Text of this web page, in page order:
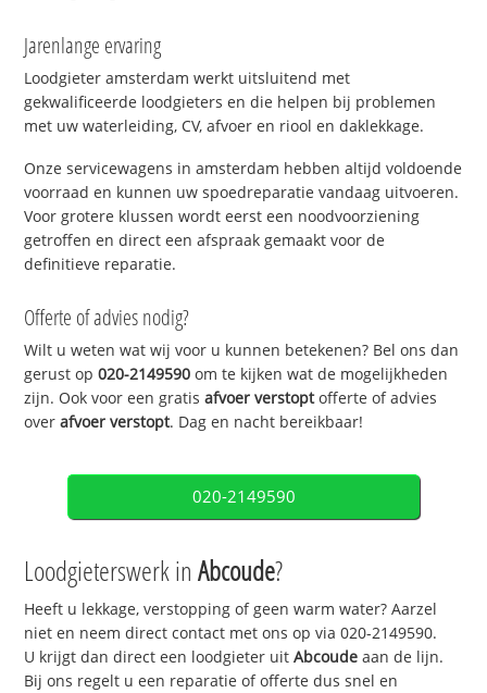
Jarenlange ervaring
Loodgieter amsterdam werkt uitsluitend met
gekwalificeerde loodgieters en die helpen bij problemen
met uw waterleiding, CV, afvoer en riool en daklekkage.
Onze servicewagens in amsterdam hebben altijd voldoende
voorraad en kunnen uw spoedreparatie vandaag uitvoeren.
Voor grotere klussen wordt eerst een noodvoorziening
getroffen en direct een afspraak gemaakt voor de
definitieve reparatie.
Offerte of advies nodig?
Wilt u weten wat wij voor u kunnen betekenen? Bel ons dan
gerust op020-2149590 om te kijken wat de mogelijkheden
zijn. Ook voor een gratisafvoer verstoptofferte of advies
overafvoer verstopt. Dag en nacht bereikbaar!
020-2149590
Loodgieterswerk inAbcoude?
Heeft u lekkage, verstopping of geen warm water? Aarzel
niet en neem direct contact met ons op via 020-2149590.
U krijgt dan direct een loodgieter uitAbcoude aan de lijn.
Bij ons regelt u een reparatie of offerte dus snel en